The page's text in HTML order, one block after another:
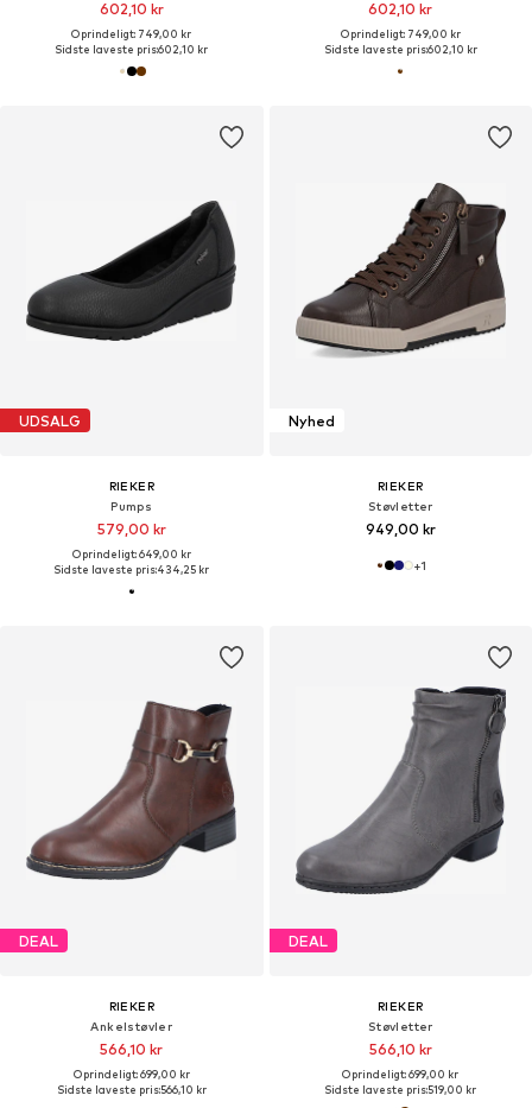
602,10 kr
Oprindeligt: 749,00 kr
Sidste laveste pris:602,10 kr
602,10 kr
Oprindeligt: 749,00 kr
Sidste laveste pris:602,10 kr
UDSALG
RIEKER
Pumps
579,00 kr
Oprindeligt: 649,00 kr
Sidste laveste pris:434,25 kr
Nyhed
RIEKER
Støvletter
949,00 kr
+1
DEAL
RIEKER
Ankelstøvler
566,10 kr
Oprindeligt: 699,00 kr
Sidste laveste pris:566,10 kr
DEAL
RIEKER
Støvletter
566,10 kr
Oprindeligt: 699,00 kr
Sidste laveste pris:519,00 kr